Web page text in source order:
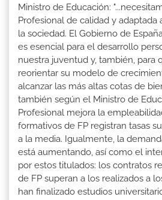
Ministro de Educación:
Profesional de calidad y adaptada
la sociedad. El Gobierno de
es esencial para el desarrollo
nuestra juventud y, también, para
reorientar su modelo de
alcanzar las más altas cotas de
también según el Ministro de
Profesional mejora la
formativos de FP registran tasas
a la media. Igualmente, la
está aumentando, así como el
por estos titulados: los contratos
de FP superan a los realizados a
han finalizado estudios